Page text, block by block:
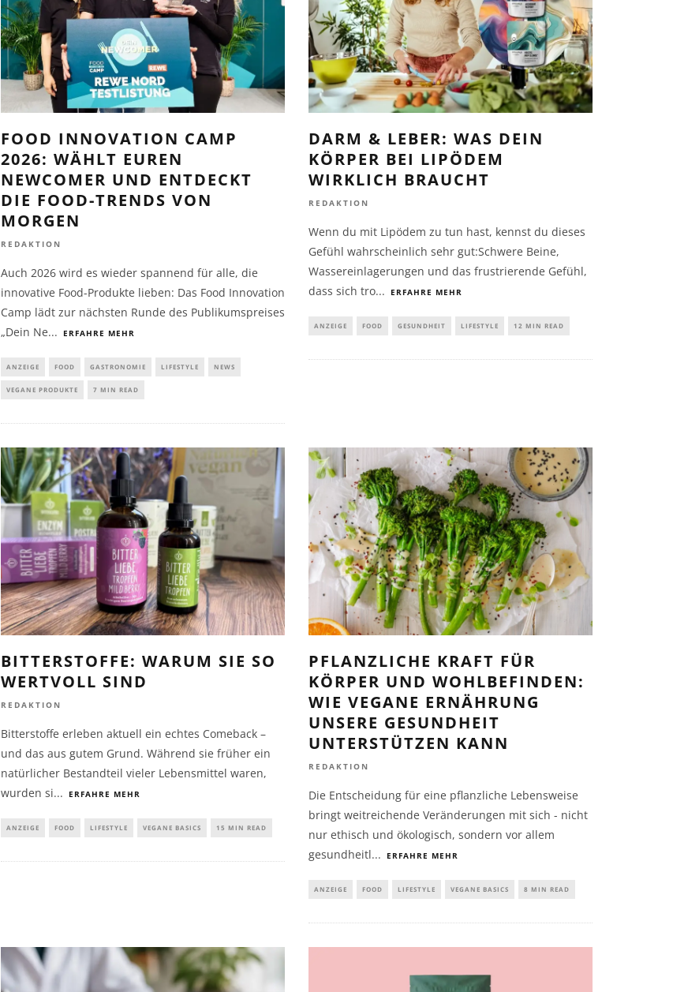
FOOD INNOVATION CAMP
2026: WÄHLT EUREN
NEWCOMER UND ENTDECKT
DIE FOOD-TRENDS VON
MORGEN
REDAKTION
Auch 2026 wird es wieder spannend für alle, die
innovative Food-Produkte lieben: Das Food Innovation
Camp lädt zur nächsten Runde des Publikumspreises
„Dein Ne... ERFAHRE MEHR
ANZEIGE FOOD GASTRONOMIE LIFESTYLE NEWS
VEGANE PRODUKTE 7 MIN READ
DARM & LEBER: WAS DEIN
KÖRPER BEI LIPÖDEM
WIRKLICH BRAUCHT
REDAKTION
Wenn du mit Lipödem zu tun hast, kennst du dieses
Gefühl wahrscheinlich sehr gut:Schwere Beine,
Wassereinlagerungen und das frustrierende Gefühl,
dass sich tro... ERFAHRE MEHR
ANZEIGE FOOD GESUNDHEIT LIFESTYLE 12 MIN READ
BITTERSTOFFE: WARUM SIE SO
WERTVOLL SIND
REDAKTION
Bitterstoffe erleben aktuell ein echtes Comeback –
und das aus gutem Grund. Während sie früher ein
natürlicher Bestandteil vieler Lebensmittel waren,
wurden si... ERFAHRE MEHR
ANZEIGE FOOD LIFESTYLE VEGANE BASICS 15 MIN READ
PFLANZLICHE KRAFT FÜR
KÖRPER UND WOHLBEFINDEN:
WIE VEGANE ERNÄHRUNG
UNSERE GESUNDHEIT
UNTERSTÜTZEN KANN
REDAKTION
Die Entscheidung für eine pflanzliche Lebensweise
bringt weitreichende Veränderungen mit sich - nicht
nur ethisch und ökologisch, sondern vor allem
gesundheitl... ERFAHRE MEHR
ANZEIGE FOOD LIFESTYLE VEGANE BASICS 8 MIN READ